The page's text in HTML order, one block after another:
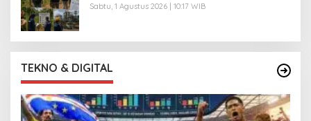
Sabtu, 1 Agustus 2026 | 10:17 WIB
TEKNO & DIGITAL